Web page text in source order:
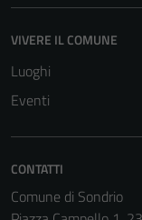
VIVERE IL COMUNE
Luoghi
Eventi
CONTATTI
Comune di Sondrio